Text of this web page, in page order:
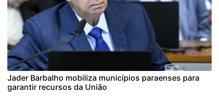
Jader Barbalho mobiliza municípios paraenses para
garantir recursos da União